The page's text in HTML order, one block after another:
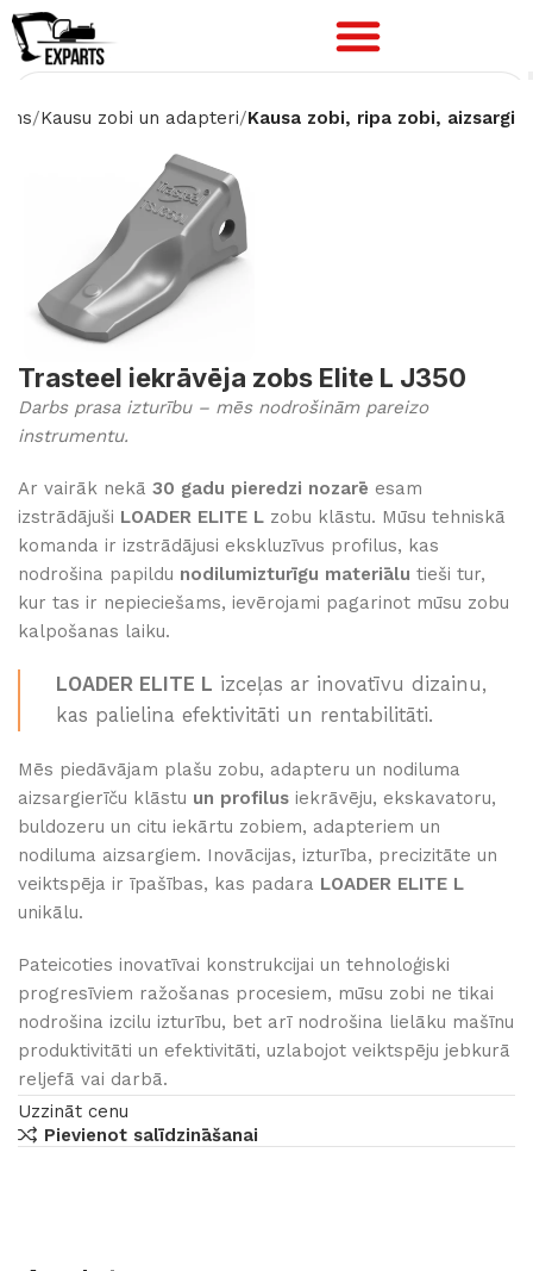
Kausu zobi un adapteri Kausa zobi, ripa zobi, aizsargi
Trasteel iekrāvēja zobs Elite L J350
Darbs prasa izturību – mēs nodrošinām pareizo
instrumentu.
Ar vairāk nekā 30 gadu pieredzi nozarē esam
izstrādājuši LOADER ELITE L zobu klāstu. Mūsu tehniskā
komanda ir izstrādājusi ekskluzīvus profilus, kas
nodrošina papildu nodilumizturīgu materiālu tieši tur,
kur tas ir nepieciešams, ievērojami pagarinot mūsu zobu
kalpošanas laiku.
LOADER ELITE L izceļas ar inovatīvu dizainu,
kas palielina efektivitāti un rentabilitāti.
Mēs piedāvājam plašu zobu, adapteru un nodiluma
aizsargierīču klāstu un profilus iekrāvēju, ekskavatoru,
buldozeru un citu iekārtu zobiem, adapteriem un
nodiluma aizsargiem. Inovācijas, izturība, precizitāte un
veiktspēja ir īpašības, kas padara LOADER ELITE L
unikālu.
Pateicoties inovatīvai konstrukcijai un tehnoloģiski
progresīviem ražošanas procesiem, mūsu zobi ne tikai
nodrošina izcilu izturību, bet arī nodrošina lielāku mašīnu
produktivitāti un efektivitāti, uzlabojot veiktspēju jebkurā
reljefā vai darbā.
Uzzināt cenu
Pievienot salīdzināšanai